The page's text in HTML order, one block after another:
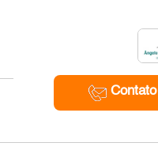
Contato